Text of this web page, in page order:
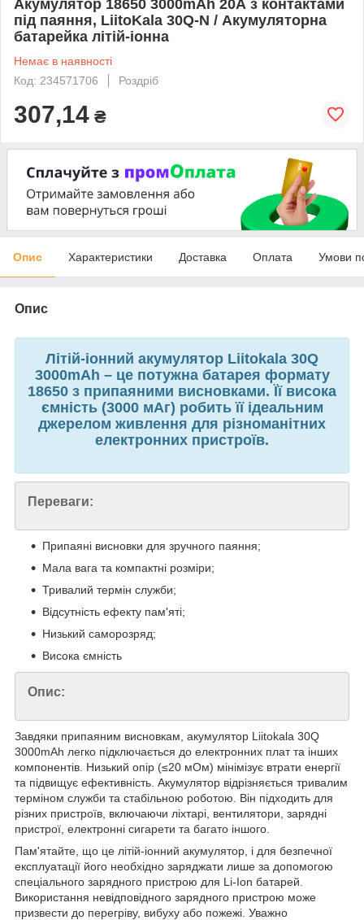
Акумулятор 18650 3000mAh 20А з контактами
під паяння, LiitoKala 30Q-N / Акумуляторна
батарейка літій-іонна
Немає в наявності
Код: 234571706
Роздріб
307,14 ₴
Опис Характеристики Доставка Оплата Умови
Опис
Літій-іонний акумулятор Liitokala 30Q
3000mAh – це потужна батарея формату
18650 з припаяними висновками. Її висока
ємність (3000 мАг) робить її ідеальним
джерелом живлення для різноманітних
електронних пристроїв.
Переваги:
Припаяні висновки для зручного паяння;
Мала вага та компактні розміри;
Тривалий термін служби;
Відсутність ефекту пам'яті;
Низький саморозряд;
Висока ємність
Опис:
Завдяки припаяним висновкам, акумулятор Liitokala 30Q
3000mAh легко підключається до електронних плат та інших
компонентів. Низький опір (≤20 мОм) мінімізує втрати енергії
та підвищує ефективність. Акумулятор відрізняється тривалим
терміном служби та стабільною роботою. Він підходить для
різних пристроїв, включаючи ліхтарі, вентилятори, зарядні
пристрої, електронні сигарети та багато іншого.
Пам'ятайте, що це літій-іонний акумулятор, і для безпечної
експлуатації його необхідно заряджати лише за допомогою
спеціального зарядного пристрою для Li-Ion батарей.
Використання невідповідного зарядного пристрою може
призвести до перегріву, вибуху або пожежі. Уважно